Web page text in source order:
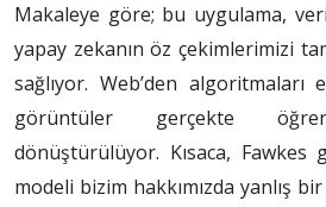
Makaleye göre; bu uygulama,
yapay zekanın öz çekimlerimizi
sağlıyor. Web’den algoritmaları
görüntüler gerçekte
dönüştürülüyor. Kısaca,
modeli bizim hakkımızda yanlış